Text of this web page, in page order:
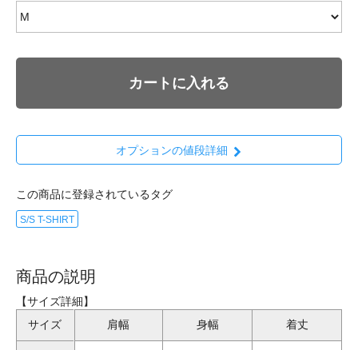
カートに入れる
オプションの値段詳細
この商品に登録されているタグ
S/S T-SHIRT
商品の説明
【サイズ詳細】
サイズ
肩幅 身幅 着丈